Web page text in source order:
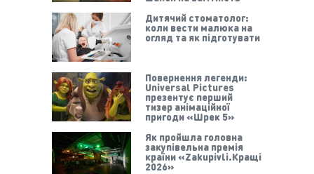
Дитячий стоматолог:
коли вести малюка на
огляд та як підготувати
Повернення легенди:
Universal Pictures
презентує перший
тизер анімаційної
пригоди «Шрек 5»
Як пройшла головна
закупівельна премія
країни «Zakupivli.Кращі
2026»